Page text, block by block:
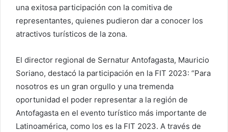
una exitosa participación con la comitiva de
representantes, quienes pudieron dar a conocer los
atractivos turísticos de la zona.
El director regional de Sernatur Antofagasta, Mauricio
Soriano, destacó la participación en la FIT 2023: “Para
nosotros es un gran orgullo y una tremenda
oportunidad el poder representar a la región de
Antofagasta en el evento turístico más importante de
Latinoamérica, como los es la FIT 2023. A través de